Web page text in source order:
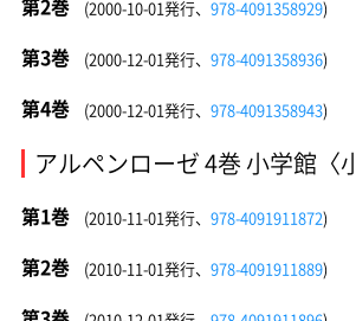
第2巻 (2000-10-01発行、 978-4091358929)
第3巻 (2000-12-01発行、 978-4091358936)
第4巻 (2000-12-01発行、 978-4091358943)
アルペンローゼ 4巻 小学館〈
第1巻 (2010-11-01発行、 978-4091911872)
第2巻 (2010-11-01発行、 978-4091911889)